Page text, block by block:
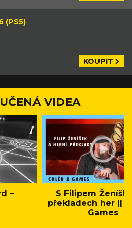
(PS5)
KOUPIT
VIDEA
–
S Filipem
překladech her ||
Games